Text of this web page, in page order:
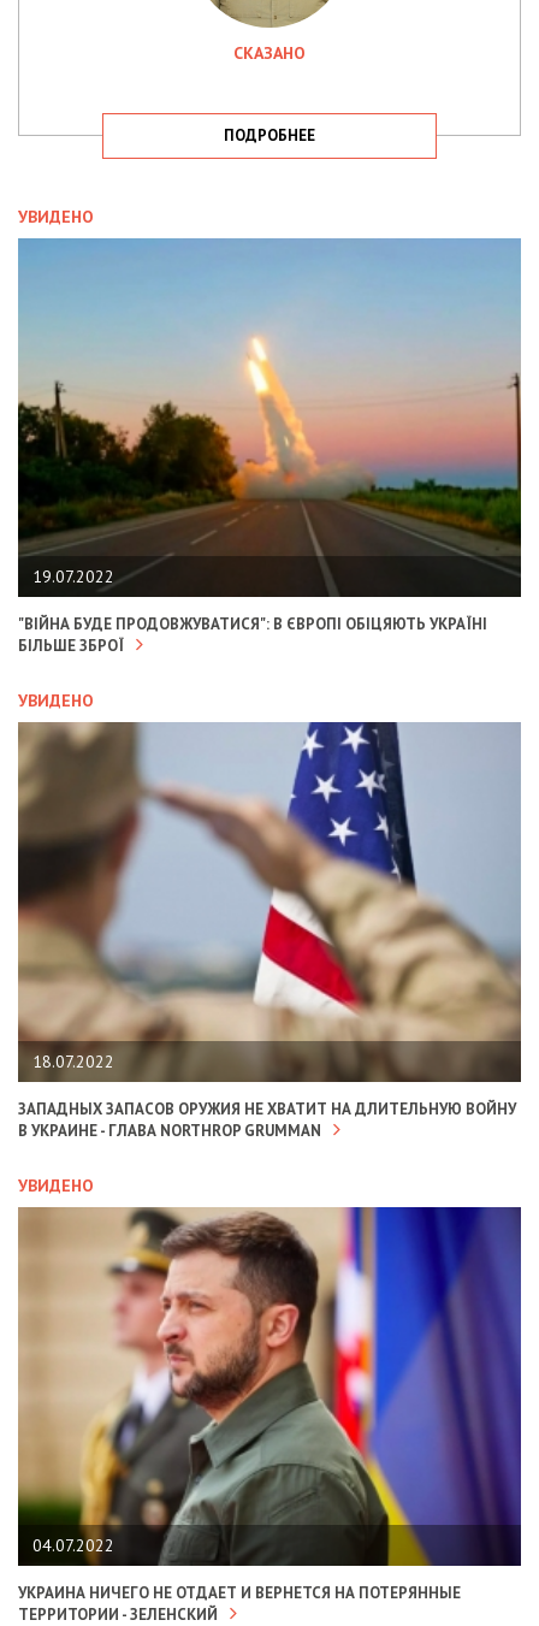
СКАЗАНО
ПОДРОБНЕЕ
УВИДЕНО
19.07.2022
"ВІЙНА БУДЕ ПРОДОВЖУВАТИСЯ": В ЄВРОПІ ОБІЦЯЮТЬ УКРАЇНІ
БІЛЬШЕ ЗБРОЇ
УВИДЕНО
18.07.2022
ЗАПАДНЫХ ЗАПАСОВ ОРУЖИЯ НЕ ХВАТИТ НА ДЛИТЕЛЬНУЮ ВОЙНУ
В УКРАИНЕ - ГЛАВА NORTHROP GRUMMAN
УВИДЕНО
04.07.2022
УКРАИНА НИЧЕГО НЕ ОТДАЕТ И ВЕРНЕТСЯ НА ПОТЕРЯННЫЕ
ТЕРРИТОРИИ - ЗЕЛЕНСКИЙ